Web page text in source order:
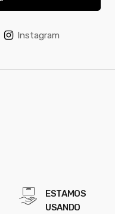
Instagram
ESTAMOS
USANDO